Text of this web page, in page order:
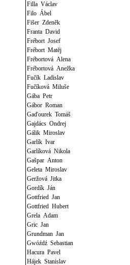
Filla Václav
Filo Ábel
Fišer Zdeněk
Franta David
Frébort Josef
Frébort Matěj
Frébortová Alena
Frébortová Anežka
Fučík Ladislav
Fučíková Miluše
Gába Petr
Gábor Roman
Gaďourek Tomáš
Gajdács Ondrej
Gálik Miroslav
Garlík Ivar
Garlíková Nikola
Gašpar Anton
Geleta Miroslav
Geržová Jitka
Gordík Ján
Gottfried Jan
Gottfried Hubert
Grela Adam
Gric Jan
Grundman Jan
Gwóźdź Sebastian
Hacura Pavel
Hájek Stanislav